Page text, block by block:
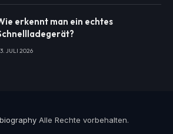
erkennt man ein echtes
JULI 2026
Alle Rechte vorbehalten.